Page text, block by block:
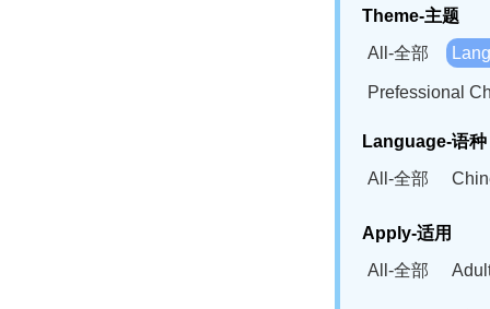
Theme-主题
All-全部
Prefessional
Language-语种
All-全部
Bahasa
Swahili(SW)-
Apply-适用
All-全部